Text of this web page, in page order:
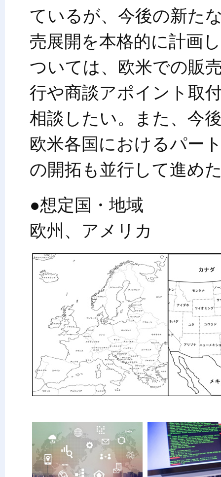
ているが、今後の新た
売展開を本格的に計画
ついては、欧米での販
行や商談アポイント取
相談したい。また、今
欧米各国におけるパー
の開拓も並行して進め
●想定国・地域
欧州、アメリカ